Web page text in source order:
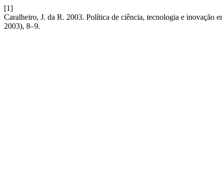
[1]
Caralheiro, J. da R. 2003. Política de ciência, tecnologia e inovação
2003), 8–9.